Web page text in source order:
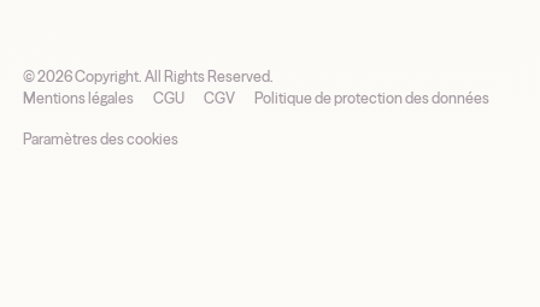
©2026Copyright. All Rights Reserved.
Mentions légales
CGU CGV Politique de protection des données
Paramètres des cookies